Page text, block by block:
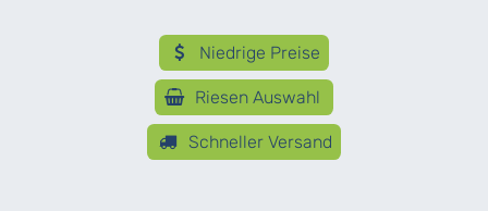
Niedrige Preise
Riesen Auswahl
Schneller Versand